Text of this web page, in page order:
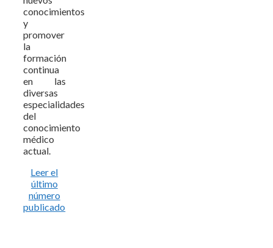
conocimientos
y
promover
la
formación
continua
en las
diversas
especialidades
del
conocimiento
médico
actual.
Leer el
último
número
publicado